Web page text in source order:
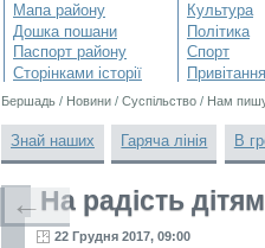
Мапа району
Дошка пошани
Паспорт району
Сторінками історії
Культура
Політика
Спорт
Привітання
Бершадь / Новини / Суспільство / Нам
Знай наших Гаряча лінія В
На радість дітям
22 Грудня 2017, 09:00
←